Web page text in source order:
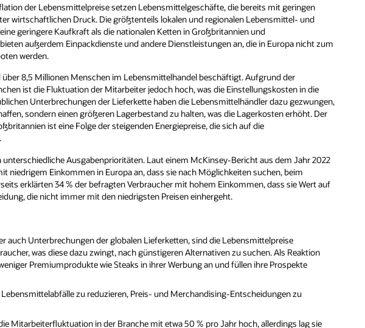
der Lebensmittelpreise setzen Lebensmittelgeschäfte, die bereits mit geringen
wirtschaftlichen Druck. Die größtenteils lokalen und regionalen Lebensmittel- und
geringere Kaufkraft als die nationalen Ketten in Großbritannien und
außerdem Einpackdienste und andere Dienstleistungen an, die in Europa nicht zum
werden.
8,5 Millionen Menschen im Lebensmittelhandel beschäftigt. Aufgrund der
ist die Fluktuation der Mitarbeiter jedoch hoch, was die Einstellungskosten in die
Unterbrechungen der Lieferkette haben die Lebensmittelhändler dazu gezwungen,
sondern einen größeren Lagerbestand zu halten, was die Lagerkosten erhöht. Der
ist eine Folge der steigenden Energiepreise, die sich auf die
Ausgabenprioritäten. Laut einem McKinsey-Bericht aus dem Jahr 2022
niedrigem Einkommen in Europa an, dass sie nach Möglichkeiten suchen, beim
erklärten 34 % der befragten Verbraucher mit hohem Einkommen, dass sie Wert auf
die nicht immer mit den niedrigsten Preisen einhergeht.
auch Unterbrechungen der globalen Lieferketten, sind die Lebensmittelpreise
was diese dazu zwingt, nach günstigeren Alternativen zu suchen. Als Reaktion
Premiumprodukte wie Steaks in ihrer Werbung an und füllen ihre Prospekte
zu reduzieren, Preis- und Merchandising-Entscheidungen zu
Mitarbeiterfluktuation in der Branche mit etwa 50 % pro Jahr hoch, allerdings lag sie